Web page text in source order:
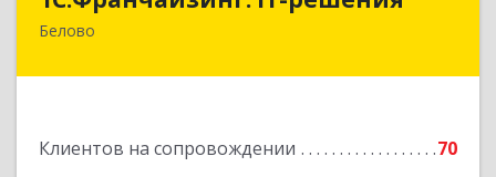
Белово
Клиентов на сопровождении 70